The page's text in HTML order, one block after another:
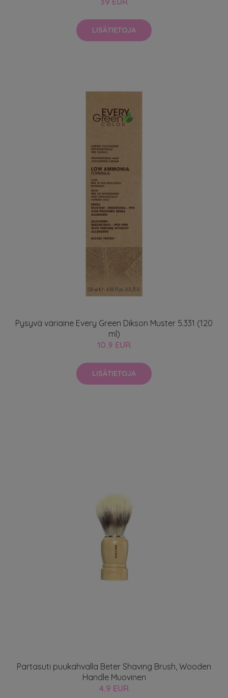
LISÄTIETOJA
Pysyvä väriaine Every Green Dikson Muster 5.331 (120
ml)
10.9 EUR
LISÄTIETOJA
Partasuti puukahvalla Beter Shaving Brush, Wooden
Handle Muovinen
4.9 EUR